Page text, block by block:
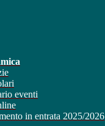
eventi
in entrata 2025/2026